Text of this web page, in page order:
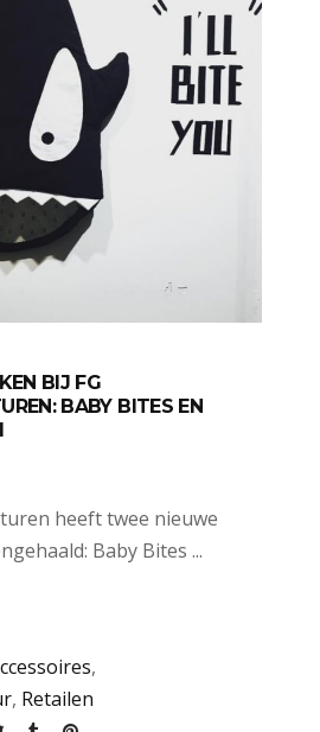
BIJ FG
BABY BITES EN
heeft twee nieuwe
Baby Bites
,
, Retailen